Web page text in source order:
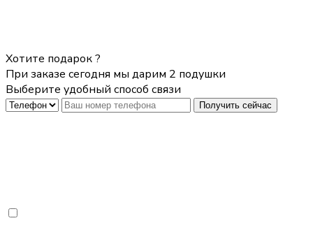
Хотите подарок ?
При заказе сегодня мы дарим 2 подушки
Выберите удобный способ связи
Получить сейчас